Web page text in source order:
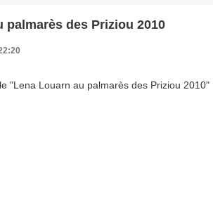
palmarès des Priziou 2010